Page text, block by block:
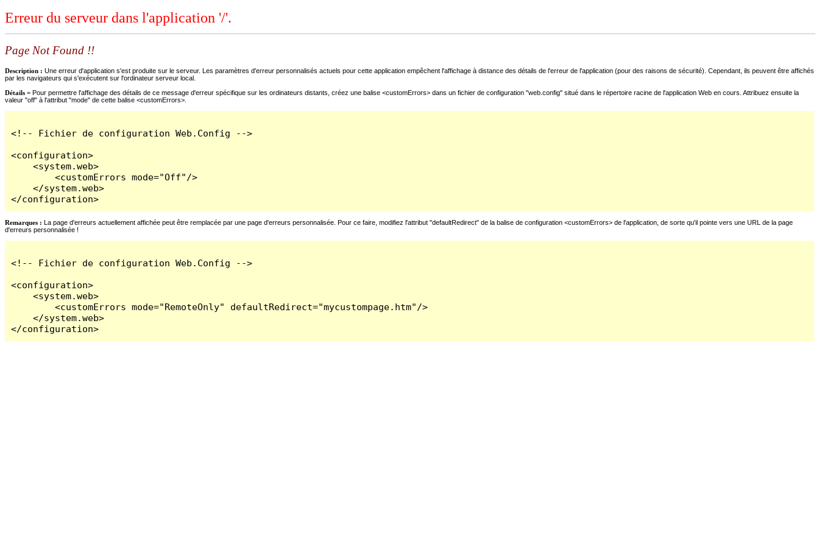
Erreur du serveur dans l'application '/'.
Page Not Found !!
Description : Une erreur d'application s'est produite sur le serveur. Les paramètres d'erreur personnalisés actuels pour cette application empêchent l'affichage à distance des détails de l'erreur de l'application (pour des raisons de sécurité). Cependant, ils peuvent être affichés
par les navigateurs qui s'exécutent sur l'ordinateur serveur local.
Détails = Pour permettre l'affichage des détails de ce message d'erreur spécifique sur les ordinateurs distants, créez une balise <customErrors> dans un fichier de configuration "web.config" situé dans le répertoire racine de l'application Web en cours. Attribuez ensuite la
valeur "off" à l'attribut "mode" de cette balise <customErrors>.
<!-- Fichier de configuration Web.Config -->
<configuration>
    <system.web>
        <customErrors mode="Off"/>
    </system.web>
</configuration>
Remarques : La page d'erreurs actuellement affichée peut être remplacée par une page d'erreurs personnalisée. Pour ce faire, modifiez l'attribut "defaultRedirect" de la balise de configuration <customErrors> de l'application, de sorte qu'il pointe vers une URL de la page
d'erreurs personnalisée !
<!-- Fichier de configuration Web.Config -->
<configuration>
    <system.web>
        <customErrors mode="RemoteOnly" defaultRedirect="mycustompage.htm"/>
    </system.web>
</configuration>